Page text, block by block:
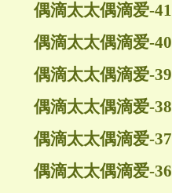
偶滴太太偶滴爱-41
偶滴太太偶滴爱-40
偶滴太太偶滴爱-39
偶滴太太偶滴爱-38
偶滴太太偶滴爱-37
偶滴太太偶滴爱-36